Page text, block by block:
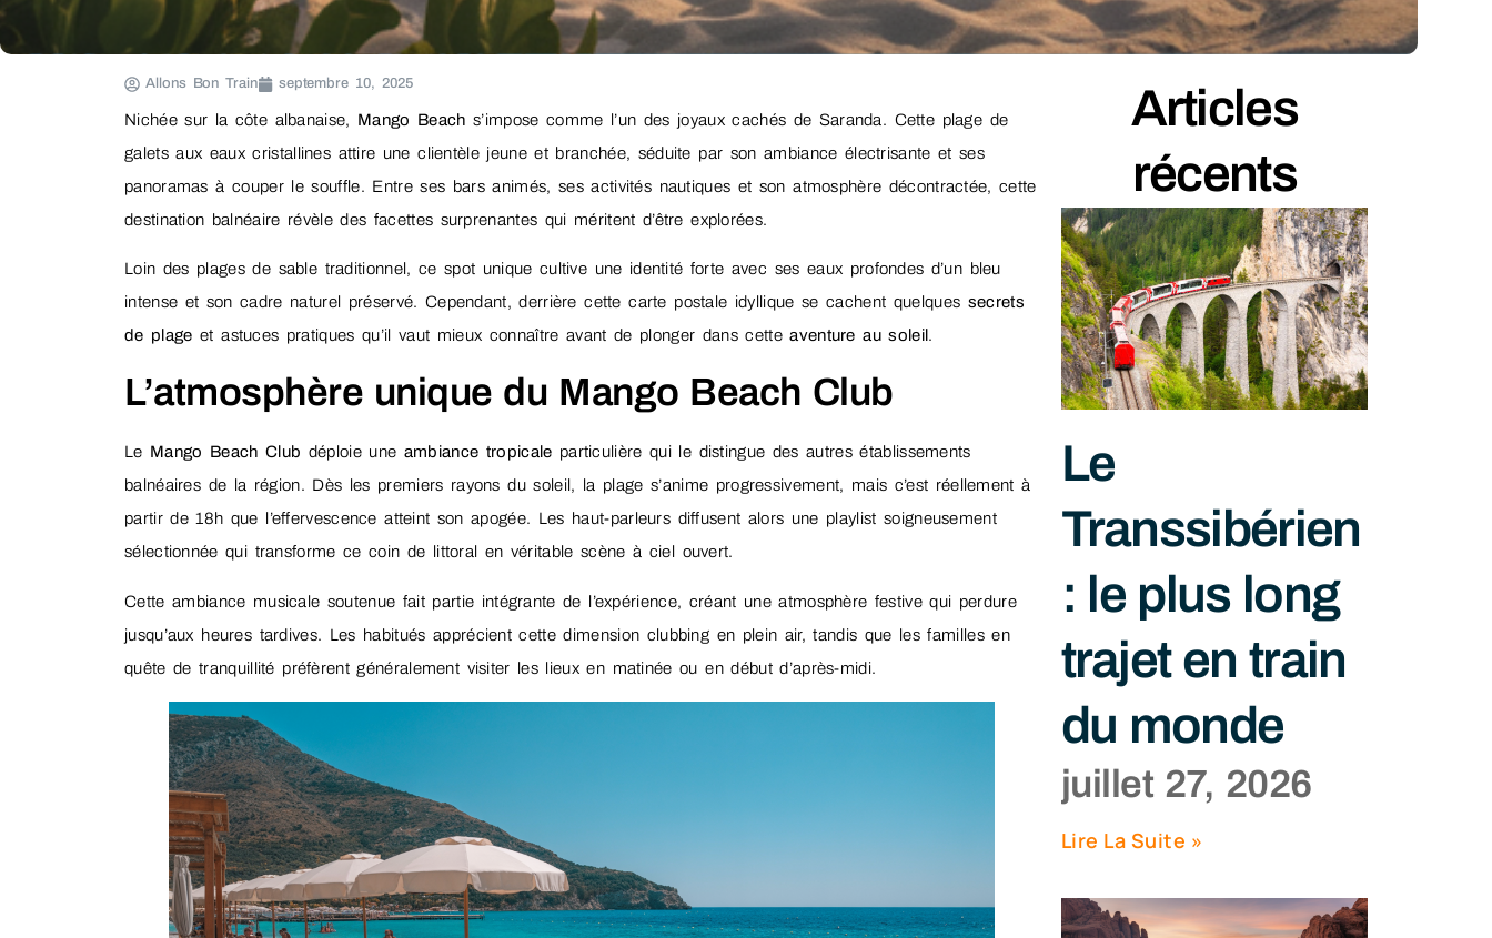
Allons Bon Train septembre 10, 2025
Nichée sur la côte albanaise, Mango Beach s’impose comme l’un des joyaux cachés de Saranda. Cette plage de
galets aux eaux cristallines attire une clientèle jeune et branchée, séduite par son ambiance électrisante et ses
panoramas à couper le souffle. Entre ses bars animés, ses activités nautiques et son atmosphère décontractée, cette
destination balnéaire révèle des facettes surprenantes qui méritent d’être explorées.
Loin des plages de sable traditionnel, ce spot unique cultive une identité forte avec ses eaux profondes d’un bleu
intense et son cadre naturel préservé. Cependant, derrière cette carte postale idyllique se cachent quelques secrets
de plage et astuces pratiques qu’il vaut mieux connaître avant de plonger dans cetteaventure au soleil.
L’atmosphère unique du Mango Beach Club
Le Mango Beach Club déploie une ambiance tropicale particulière qui le distingue des autres établissements
balnéaires de la région. Dès les premiers rayons du soleil, la plage s’anime progressivement, mais c’est réellement à
partir de 18h que l’effervescence atteint son apogée. Les haut-parleurs diffusent alors une playlist soigneusement
sélectionnée qui transforme ce coin de littoral en véritable scène à ciel ouvert.
Cette ambiance musicale soutenue fait partie intégrante de l’expérience, créant une atmosphère festive qui perdure
jusqu’aux heures tardives. Les habitués apprécient cette dimension clubbing en plein air, tandis que les familles en
quête de tranquillité préfèrent généralement visiter les lieux en matinée ou en début d’après-midi.
Articles
récents
Le
Transsibérien
: le plus long
trajet en train
du monde
juillet 27, 2026
Lire La Suite »